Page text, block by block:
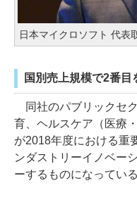
日本マイクロソフト 代表
国別売上規模で2番目
同社のパブリックセ
育、ヘルスケア（医療
が2018年度における重
ンダストリーイノベー
ーするものになっている